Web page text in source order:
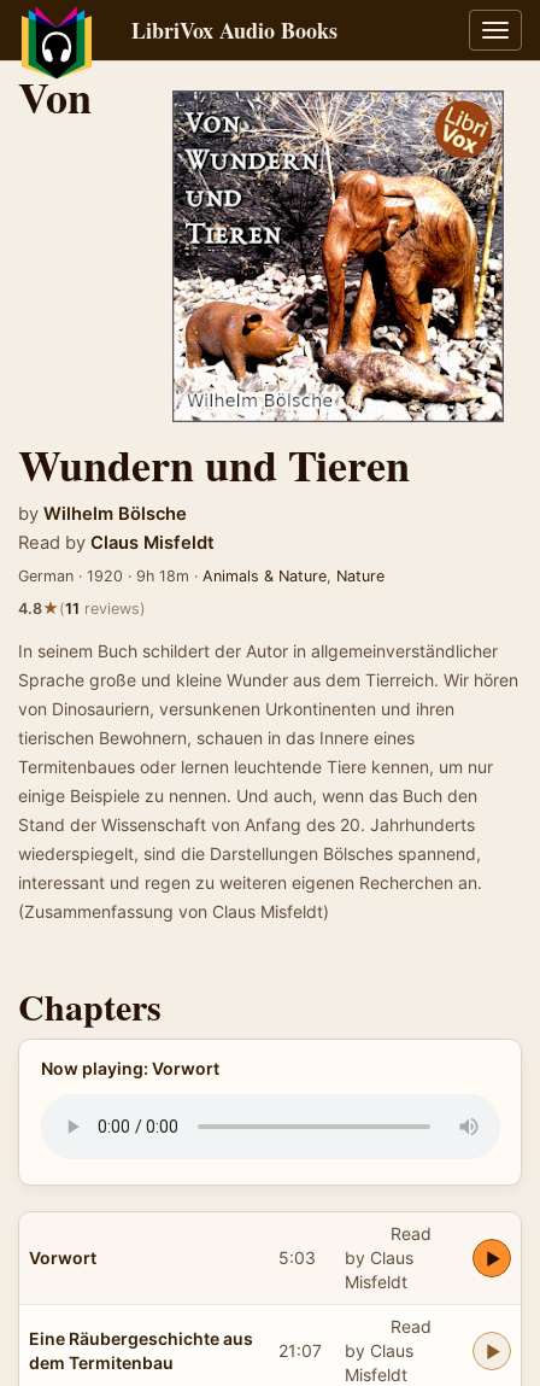
LibriVox Audio Books
Von
Wundern und Tieren
by Wilhelm Bölsche
Read by Claus Misfeldt
German · 1920 · 9h 18m · Animals & Nature, Nature
4.8★(11 reviews)
In seinem Buch schildert der Autor in allgemeinverständlicher
Sprache große und kleine Wunder aus dem Tierreich. Wir hören
von Dinosauriern, versunkenen Urkontinenten und ihren
tierischen Bewohnern, schauen in das Innere eines
Termitenbaues oder lernen leuchtende Tiere kennen, um nur
einige Beispiele zu nennen. Und auch, wenn das Buch den
Stand der Wissenschaft von Anfang des 20. Jahrhunderts
wiederspiegelt, sind die Darstellungen Bölsches spannend,
interessant und regen zu weiteren eigenen Recherchen an.
(Zusammenfassung von Claus Misfeldt)
Chapters
Now playing: Vorwort
Vorwort 5:03
Read
by Claus
Misfeldt
Eine Räubergeschichte aus
dem Termitenbau
21:07
Read
by Claus
Misfeldt